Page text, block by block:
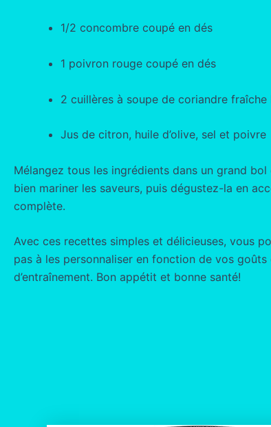
1/2 concombre coupé en dés
1 poivron rouge coupé en dés
2 cuillères à soupe de coriandre fraîche
Jus de citron, huile d’olive, sel et poivre
Mélangez tous les ingrédients dans un grand
bien mariner les saveurs, puis dégustez-la en
complète.
Avec ces recettes simples et délicieuses, vous
pas à les personnaliser en fonction de vos
d’entraînement. Bon appétit et bonne santé!